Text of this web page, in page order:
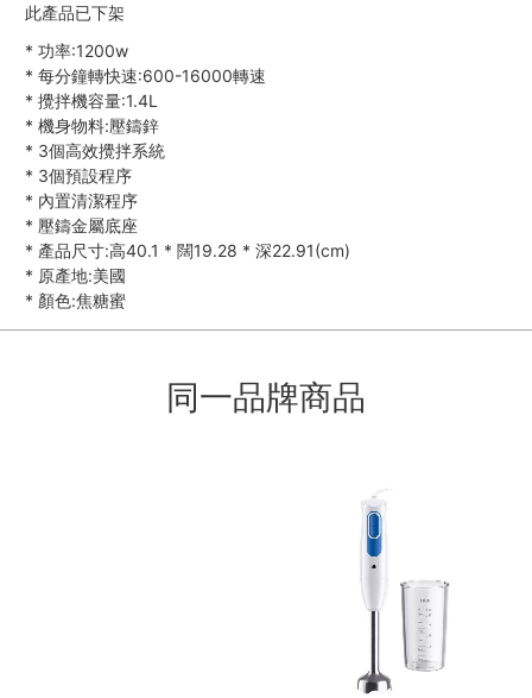
此產品已下架
* 功率:1200w
* 每分鐘轉快速:600-16000轉速
* 攪拌機容量:1.4L
* 機身物料:壓鑄鋅
* 3個高效攪拌系統
* 3個預設程序
* 內置清潔程序
* 壓鑄金屬底座
* 產品尺寸:高40.1 * 闊19.28 * 深22.91(cm)
* 原產地:美國
* 顏色:焦糖蜜
同一品牌商品